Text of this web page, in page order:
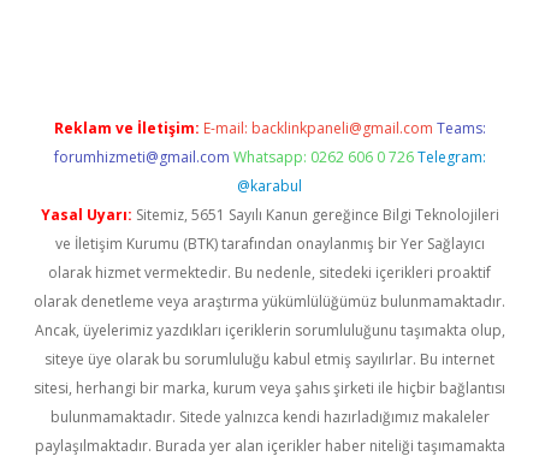
Reklam ve İletişim: E-mail: backlinkpaneli@gmail.com Teams:
forumhizmeti@gmail.com Whatsapp: 0262 606 0 726 Telegram:
@karabul
Yasal Uyarı: Sitemiz, 5651 Sayılı Kanun gereğince Bilgi Teknolojileri
ve İletişim Kurumu (BTK) tarafından onaylanmış bir Yer Sağlayıcı
olarak hizmet vermektedir. Bu nedenle, sitedeki içerikleri proaktif
olarak denetleme veya araştırma yükümlülüğümüz bulunmamaktadır.
Ancak, üyelerimiz yazdıkları içeriklerin sorumluluğunu taşımakta olup,
siteye üye olarak bu sorumluluğu kabul etmiş sayılırlar. Bu internet
sitesi, herhangi bir marka, kurum veya şahıs şirketi ile hiçbir bağlantısı
bulunmamaktadır. Sitede yalnızca kendi hazırladığımız makaleler
paylaşılmaktadır. Burada yer alan içerikler haber niteliği taşımamakta